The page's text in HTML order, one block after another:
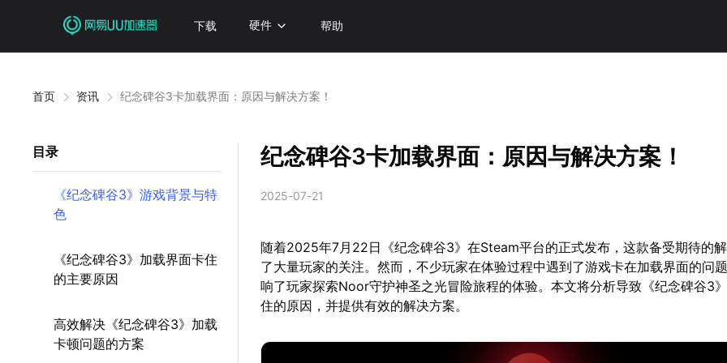
下载 硬件 帮助
首页 资讯 纪念碑谷3卡加载界面：原因与解决方案！
目录
《纪念碑谷3》游戏背景与特
色
《纪念碑谷3》加载界面卡住
的主要原因
高效解决《纪念碑谷3》加载
卡顿问题的方案
纪念碑谷3卡加载界面：原因与解决方案！
2025-07-21
随着2025年7月22日《纪念碑谷3》在Steam平台的正式发布，这款备受期待的
了大量玩家的关注。然而，不少玩家在体验过程中遇到了游戏卡在加载界面的问
响了玩家探索Noor守护神圣之光冒险旅程的体验。本文将分析导致《纪念碑谷3
住的原因，并提供有效的解决方案。